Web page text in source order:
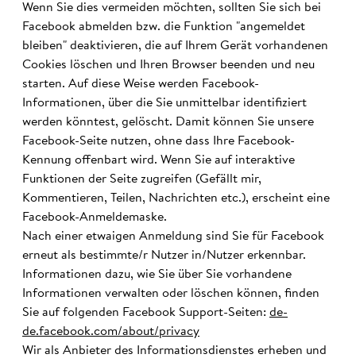
Wenn Sie dies vermeiden möchten, sollten Sie sich bei
Facebook abmelden bzw. die Funktion "angemeldet
bleiben" deaktivieren, die auf Ihrem Gerät vorhandenen
Cookies löschen und Ihren Browser beenden und neu
starten. Auf diese Weise werden Facebook-
Informationen, über die Sie unmittelbar identifiziert
werden könntest, gelöscht. Damit können Sie unsere
Facebook-Seite nutzen, ohne dass Ihre Facebook-
Kennung offenbart wird. Wenn Sie auf interaktive
Funktionen der Seite zugreifen (Gefällt mir,
Kommentieren, Teilen, Nachrichten etc.), erscheint eine
Facebook-Anmeldemaske.
Nach einer etwaigen Anmeldung sind Sie für Facebook
erneut als bestimmte/r Nutzer in/Nutzer erkennbar.
Informationen dazu, wie Sie über Sie vorhandene
Informationen verwalten oder löschen können, finden
Sie auf folgenden Facebook Support-Seiten: de-
de.facebook.com/about/privacy
Wir als Anbieter des Informationsdienstes erheben und